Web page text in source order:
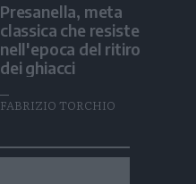
Presanella, meta
classica che resiste
nell'epoca del ritiro
dei ghiacci
FABRIZIO TORCHIO